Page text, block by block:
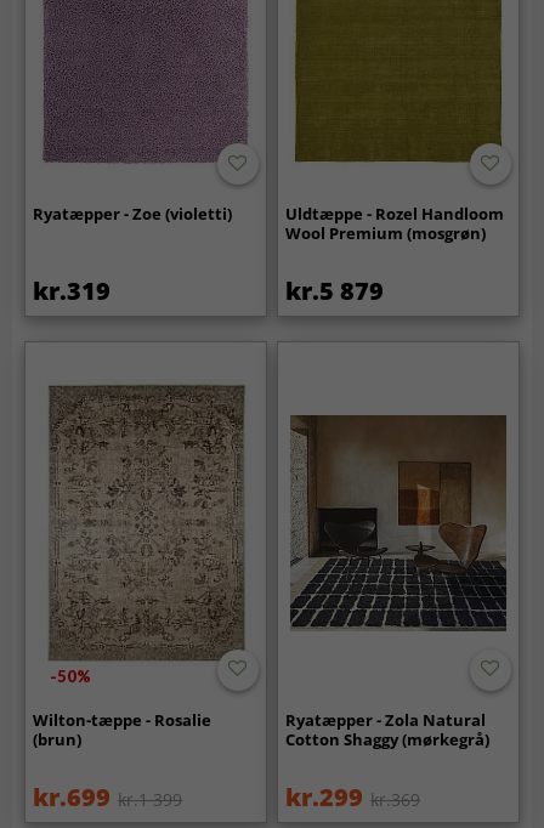
Ryatæpper - Zoe (violetti)
kr.319
Uldtæppe - Rozel Handloom
Wool Premium (mosgrøn)
kr.5 879
-50%
Wilton-tæppe - Rosalie
(brun)
kr.699 kr.1 399
Ryatæpper - Zola Natural
Cotton Shaggy (mørkegrå)
kr.299 kr.369